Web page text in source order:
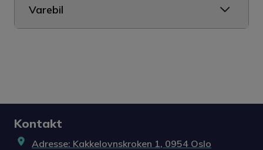
Varebil
Kontakt
Adresse: Kakkelovnskroken 1, 0954 Oslo